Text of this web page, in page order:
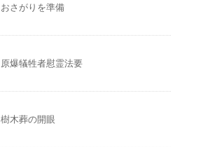
おさがりを準備
原爆犠牲者慰霊法要
樹木葬の開眼